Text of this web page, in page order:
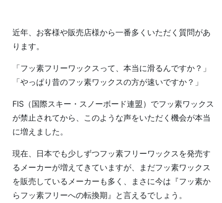
近年、お客様や販売店様から一番多くいただく質問があ
ります。
「フッ素フリーワックスって、本当に滑るんですか？」
「やっぱり昔のフッ素ワックスの方が速いですか？」
FIS（国際スキー・スノーボード連盟）でフッ素ワックス
が禁止されてから、このような声をいただく機会が本当
に増えました。
現在、日本でも少しずつフッ素フリーワックスを発売す
るメーカーが増えてきていますが、まだフッ素ワックス
を販売しているメーカーも多く、まさに今は『フッ素か
らフッ素フリーへの転換期』と言えるでしょう。